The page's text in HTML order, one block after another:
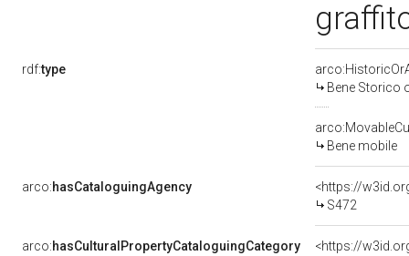
rdf:type
Bene Storico
Bene mobile
arco:hasCataloguingAgency
<https://
S472
arco:hasCulturalPropertyCataloguingCategory
<https://